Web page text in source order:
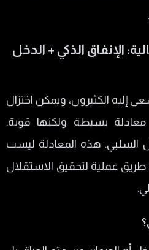
الإنفاق الذكي + الدخل
إليه الكثيرون، ويمكن اختزال
بسيطة ولكنها قوية:
السلبي. هذه المعادلة ليست
عملية لتحقيق الاستقلال